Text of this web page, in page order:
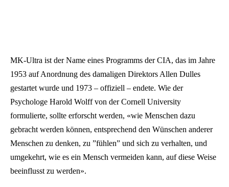
MK-Ultra ist der Name eines Programms der CIA, das im Jahre
1953 auf Anordnung des damaligen Direktors Allen Dulles
gestartet wurde und 1973 – offiziell – endete. Wie der
Psychologe Harold Wolff von der Cornell University
formulierte, sollte erforscht werden, «wie Menschen dazu
gebracht werden können, entsprechend den Wünschen anderer
Menschen zu denken, zu ”fühlen” und sich zu verhalten, und
umgekehrt, wie es ein Mensch vermeiden kann, auf diese Weise
beeinflusst zu werden».